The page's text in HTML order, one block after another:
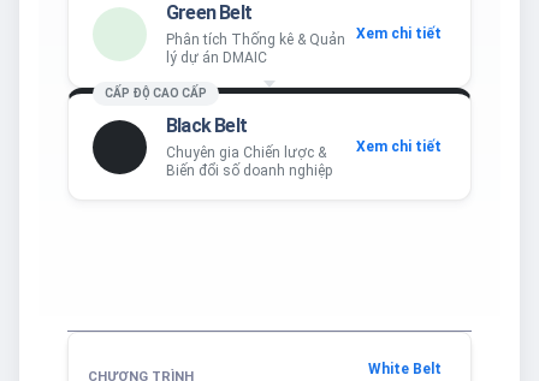
Green Belt
Phân tích Thống kê & Quản
lý dự án DMAIC
Xem chi tiết
CẤP ĐỘ CAO CẤP
Black Belt
Chuyên gia Chiến lược &
Biến đổi số doanh nghiệp
Xem chi tiết
White Belt